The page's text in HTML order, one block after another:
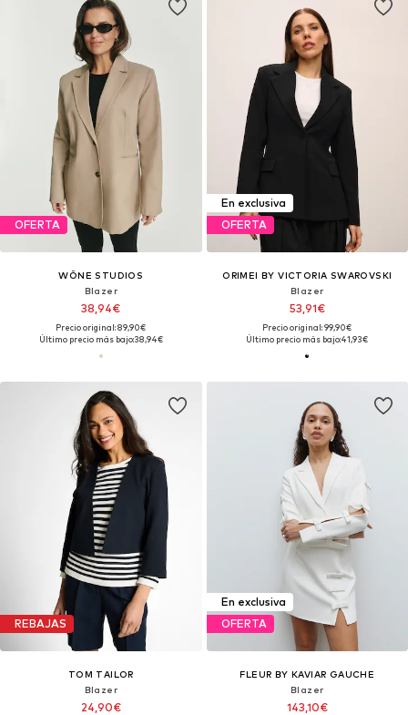
OFERTA
WÔNE STUDIOS
Blazer
38,94€
Precio original: 89,90€
Último precio más bajo:38,94€
En exclusiva
OFERTA
ORIMEI BY VICTORIA SWAROVSKI
Blazer
53,91€
Precio original: 99,90€
Último precio más bajo:41,93€
REBAJAS
TOM TAILOR
Blazer
24,90€
En exclusiva
OFERTA
FLEUR BY KAVIAR GAUCHE
Blazer
143,10€